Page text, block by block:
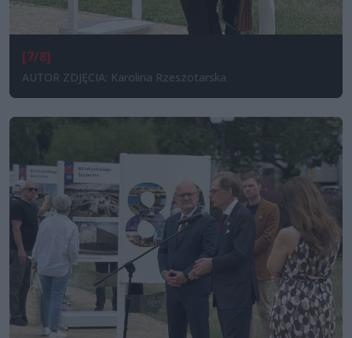
[7/8]
AUTOR ZDJĘCIA: Karolina Rzeszotarska